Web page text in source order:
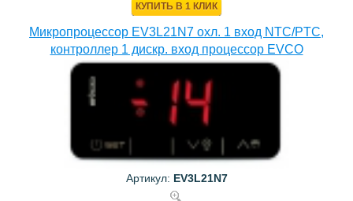
КУПИТЬ В 1 КЛИК
Микропроцессор EV3L21N7 охл. 1 вход NTC/PTC,
контроллер 1 дискр. вход процессор EVCO
Артикул: EV3L21N7